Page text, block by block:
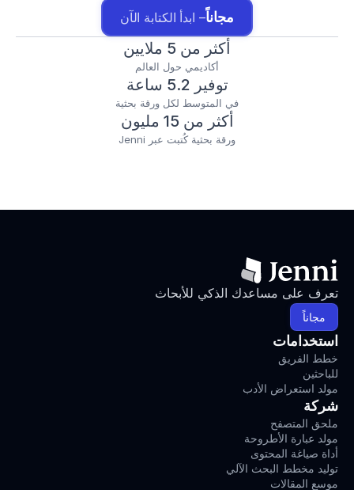
مجاناً– ابدأ الكتابة الآن
أكثر من 5 ملايين
أكاديمي حول العالم
توفير 5.2 ساعة
في المتوسط لكل ورقة بحثية
أكثر من 15 مليون
ورقة بحثية كُتبت عبر Jenni
تعرف على مساعدك الذكي للأبحاث
مجاناً
استخدامات
خطط الفريق
للباحثين
مولد استعراض الأدب
شركة
ملحق المتصفح
مولد عبارة الأطروحة
أداة صياغة المحتوى
توليد مخطط البحث الآلي
موسع المقالات